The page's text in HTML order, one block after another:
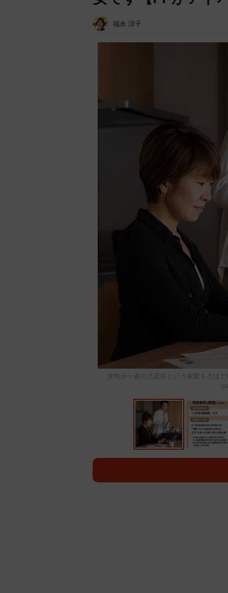
福永 涼子
女性が一家の大黒柱という家庭もさ